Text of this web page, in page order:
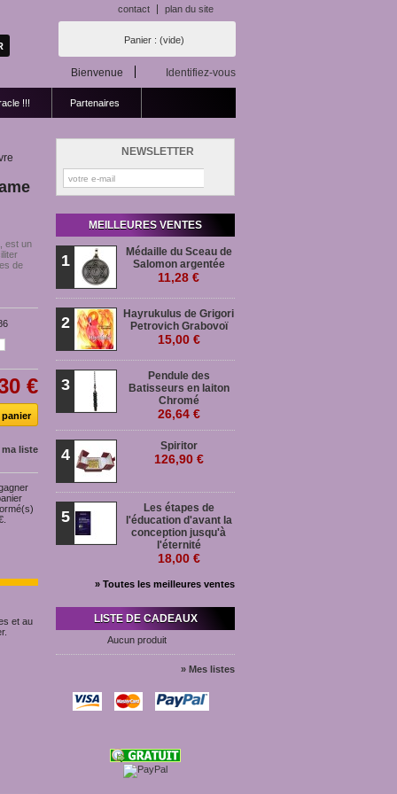
contact plan du site
Panier : (vide)
Bienvenue Identifiez-vous
!!! Partenaires
est un
de
€
liste
.
et au
NEWSLETTER
MEILLEURES VENTES
1
Médaille du Sceau de
Salomon argentée
11,28 €
2
Hayrukulus de Grigori
Petrovich Grabovoï
15,00 €
3
Pendule des
Batisseurs en laiton
Chromé
26,64 €
4 Spiritor
126,90 €
5
Les étapes de
l'éducation d'avant la
conception jusqu'à
l'éternité
18,00 €
» Toutes les meilleures ventes
LISTE DE CADEAUX
Aucun produit
» Mes listes